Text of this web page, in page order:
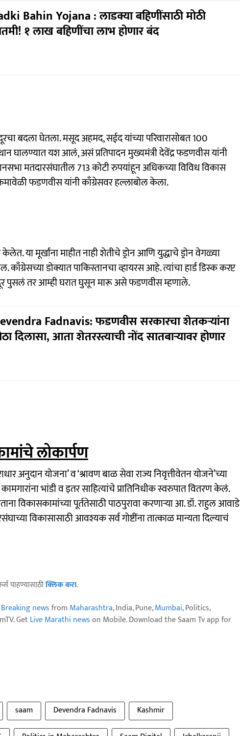
Bahin Yojana : लाडक्या बहिणींसाठी मोठी
१ लाख बहिणींचा लाभ होणार बंद
बदला घेतला. मसूद अहमद, सईद यांच्या परिवारासोबत 100
घालण्यात यश आलं, असं प्रतिपादन मुख्यमंत्री देवेंद्र फडणवीस यांनी
मतदारसंघातील 713 कोटी रुपयांहून अधिकच्या विविध विकास
फडणवीस यांनी काँग्रेसवर हल्लाबोल केला.
या मूर्खांना माहीत नाही शेतीचे ड्रोन आणि युद्धाचे ड्रोन वेगळ्या
डोक्यात पाकिस्तानचा व्हायरस आहे. त्यांचा हार्ड डिस्क करप्ट
पुसलं तर आम्ही घरात घुसून मारू असे फडणवीस म्हणाले.
Fadnavis: फडणवीस सरकारचा शेतकऱ्यांना
दिलासा, आता शेतरस्त्याची नोंद सातबाऱ्यावर होणार
लोकार्पण
अनुदान योजना’ व ‘श्रावण बाळ सेवा राज्य निवृत्तीवेतन योजने’च्या
भांडी व इतर साहित्यांचे प्रातिनिधीक स्वरुपात वितरण केलं.
विकासकामांच्या पूर्ततेसाठी पाठपुरावा करणाऱ्या आ. डॉ. राहुल आवाडे
विकासासाठी आवश्यक सर्व गोष्टींना तात्काळ मान्यता दिल्याचं
पाहण्यासाठीक्लिक करा.
Breaking newsfrom Maharashtra, India, Pune,Mumbai, Politics,
GetLive Marathi newson Mobile. Download the Saam Tv app for
saam Devendra Fadnavis
Kashmir